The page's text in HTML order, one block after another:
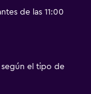
de las 11:00
el tipo de